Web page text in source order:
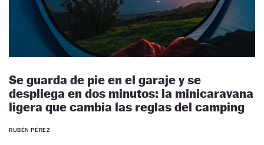
Se guarda de pie en el garaje y se
despliega en dos minutos: la minicaravana
ligera que cambia las reglas del camping
RUBÉN PÉREZ